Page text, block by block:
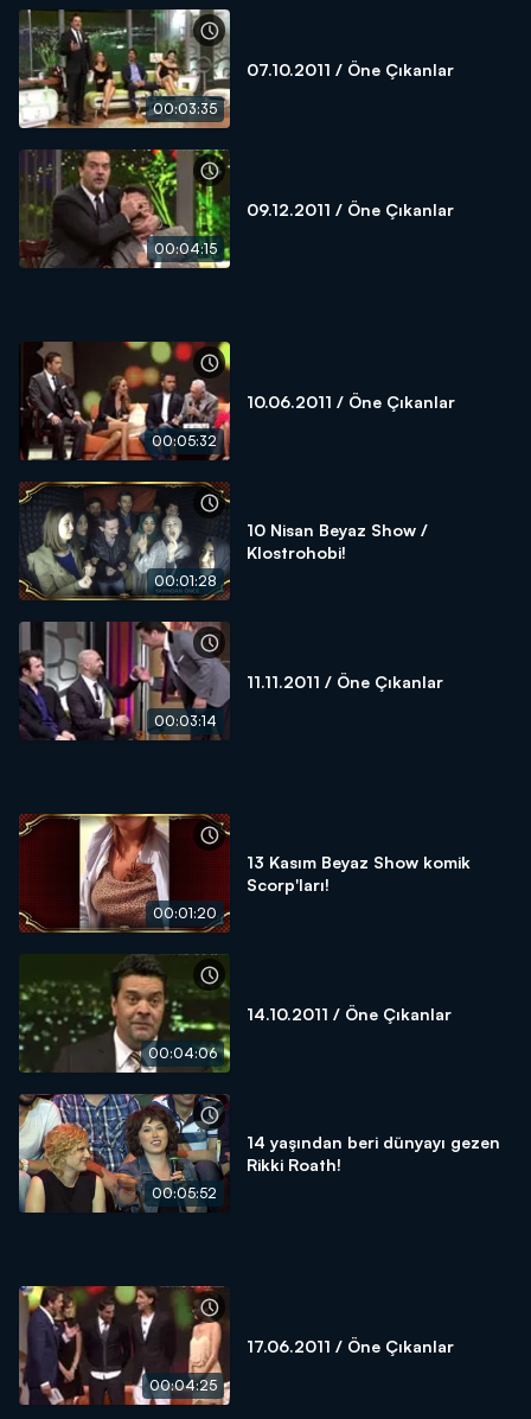
00:03:35
07.10.2011 / Öne Çıkanlar
00:04:15
09.12.2011 / Öne Çıkanlar
00:05:32
10.06.2011 / Öne Çıkanlar
00:01:28
10 Nisan Beyaz Show /
Klostrohobi!
00:03:14
11.11.2011 / Öne Çıkanlar
00:01:20
13 Kasım Beyaz Show komik
Scorp'ları!
00:04:06
14.10.2011 / Öne Çıkanlar
00:05:52
14 yaşından beri dünyayı gezen
Rikki Roath!
00:04:25
17.06.2011 / Öne Çıkanlar